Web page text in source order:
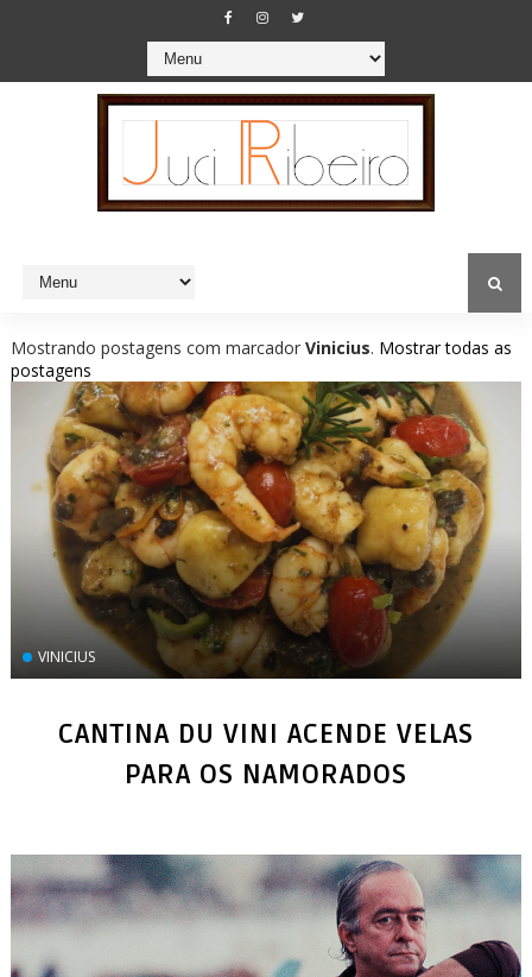
Mostrando postagens com marcador Vinicius. Mostrar todas as
postagens
VINICIUS
CANTINA DU VINI ACENDE VELAS
PARA OS NAMORADOS